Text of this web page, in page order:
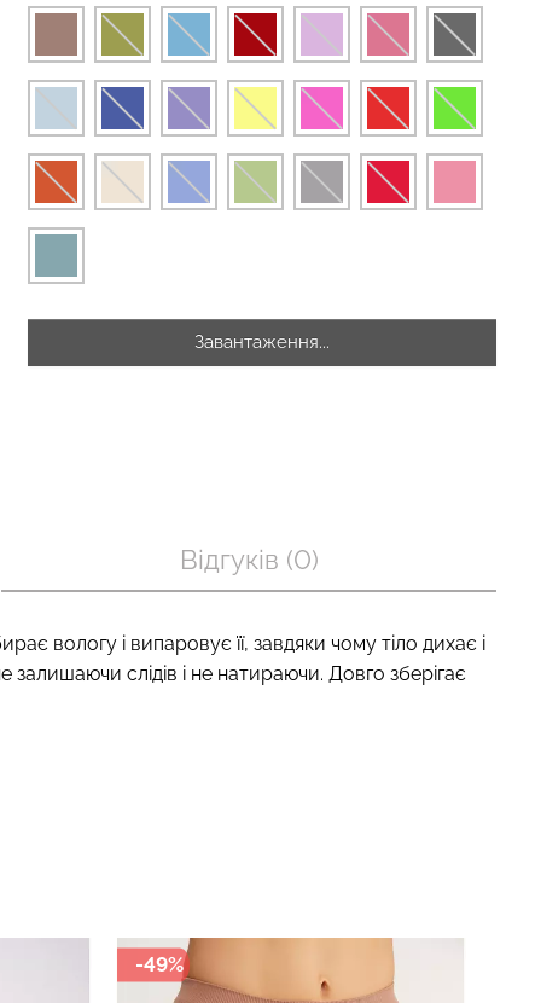
Завантаження...
Відгуків (0)
вологу і випаровує її, завдяки чому тіло дихає і
залишаючи слідів і не натираючи. Довго зберігає
-49%
179 грн.299 грн.
Giulia
299 грн.499 грн.